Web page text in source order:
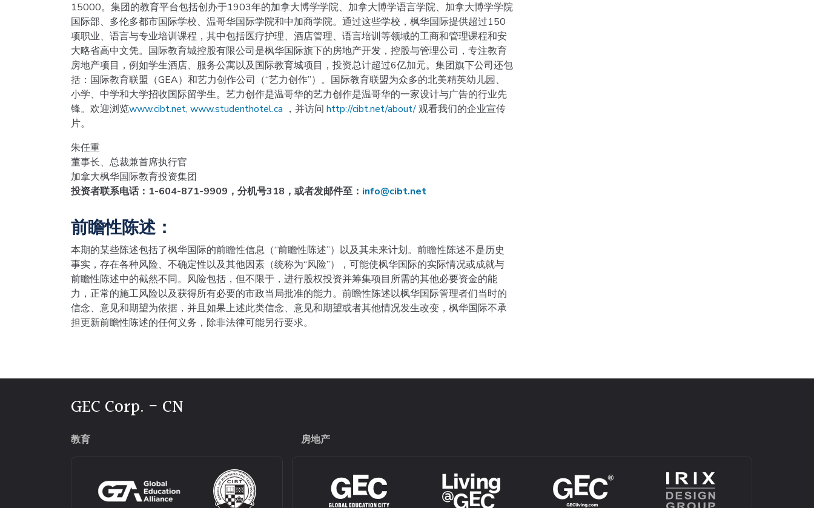
15000。集团的教育平台包括创办于1903年的加拿大博学学院、加拿大博学语言学院、加拿大博学学院
国际部、多伦多都市国际学校、温哥华国际学院和中加商学院。通过这些学校，枫华国际提供超过150
项职业、语言与专业培训课程，其中包括医疗护理、酒店管理、语言培训等领域的工商和管理课程和安
大略省高中文凭。国际教育城控股有限公司是枫华国际旗下的房地产开发，控股与管理公司，专注教育
房地产项目，例如学生酒店、服务公寓以及国际教育城项目，投资总计超过6亿加元。集团旗下公司还包
括：国际教育联盟（GEA）和艺力创作公司（“艺力创作”）。国际教育联盟为众多的北美精英幼儿园、
小学、中学和大学招收国际留学生。艺力创作是温哥华的艺力创作是温哥华的一家设计与广告的行业先
锋。欢迎浏览www.cibt.net, www.studenthotel.ca ，并访问 http://cibt.net/about/观看我们的企业宣传
片。
朱任重
董事长、总裁兼首席执行官
加拿大枫华国际教育投资集团
投资者联系电话： 1-604-871-9909 ，分机号318 ，或者发邮件至： info@cibt.net
前瞻性陈述：
本期的某些陈述包括了枫华国际的前瞻性信息（“前瞻性陈述”）以及其未来计划。前瞻性陈述不是历史
事实，存在各种风险、不确定性以及其他因素（统称为“风险”），可能使枫华国际的实际情况或成就与
前瞻性陈述中的截然不同。风险包括，但不限于，进行股权投资并筹集项目所需的其他必要资金的能
力，正常的施工风险以及获得所有必要的市政当局批准的能力。前瞻性陈述以枫华国际管理者们当时的
信念、意见和期望为依据，并且如果上述此类信念、意见和期望或者其他情况发生改变，枫华国际不承
担更新前瞻性陈述的任何义务，除非法律可能另行要求。
GEC Corp. - CN
教育 房地产